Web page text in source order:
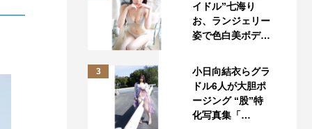
イドル”七海り
お、ランジェリー
姿で色白美ボデ…
3
小日向結衣らグラ
ドル6人が大胆ポ
ージング “股”特
化写真集「…